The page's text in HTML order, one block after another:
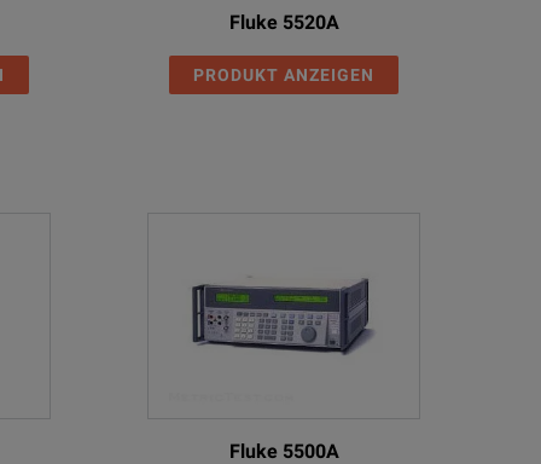
Fluke 5520A
PRODUKT ANZEIGEN
Fluke 5500A